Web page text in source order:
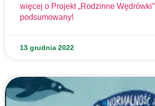
więcej o Projekt „Rodzinne Wędrówki”
podsumowany!
13 grudnia 2022